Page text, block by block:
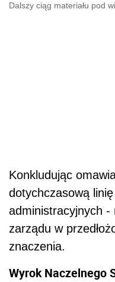
Dalszy ciąg materiału pod
Konkludując
dotychczasową
administracyjnych -
zarządu w
znaczenia.
Wyrok Naczelnego